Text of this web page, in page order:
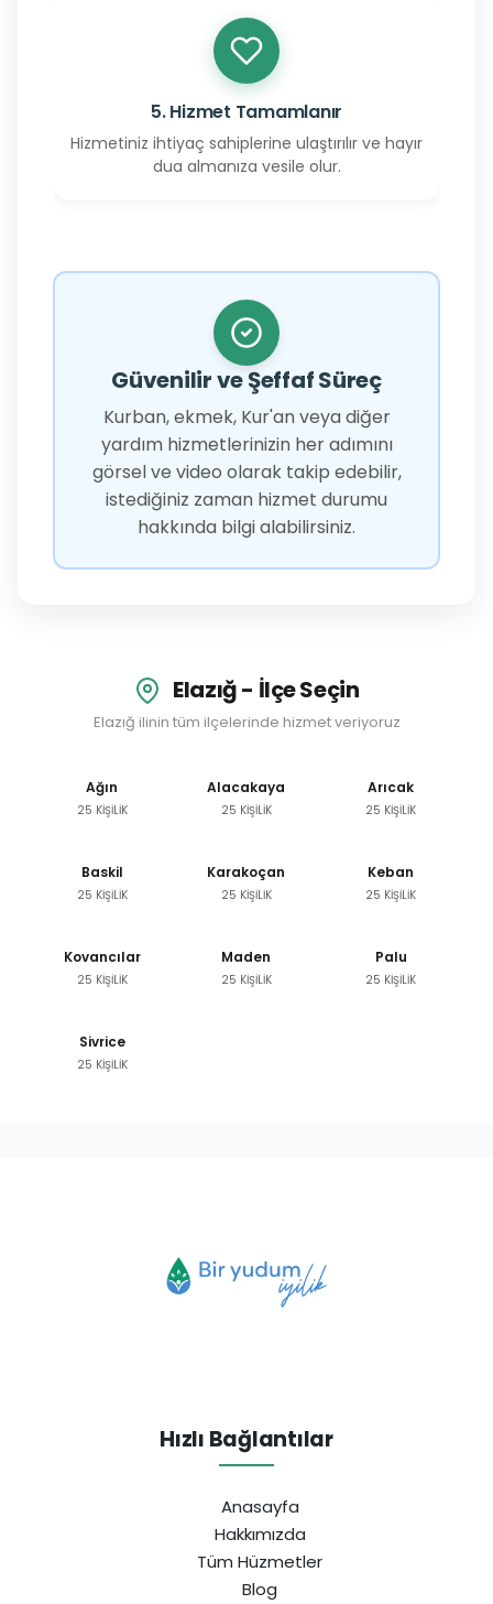
5. Hizmet Tamamlanır
Hizmetiniz ihtiyaç sahiplerine ulaştırılır ve hayır
dua almanıza vesile olur.
Güvenilir ve Şeffaf Süreç
Kurban, ekmek, Kur'an veya diğer
yardım hizmetlerinizin her adımını
görsel ve video olarak takip edebilir,
istediğiniz zaman hizmet durumu
hakkında bilgi alabilirsiniz.
Elazığ - İlçe Seçin
Elazığ ilinin tüm ilçelerinde hizmet veriyoruz
Ağın
25 KİŞİLİK
Alacakaya
25 KİŞİLİK
Arıcak
25 KİŞİLİK
Baskil
25 KİŞİLİK
Karakoçan
25 KİŞİLİK
Keban
25 KİŞİLİK
Kovancılar
25 KİŞİLİK
Maden
25 KİŞİLİK
Palu
25 KİŞİLİK
Sivrice
25 KİŞİLİK
Hızlı Bağlantılar
Anasayfa
Hakkımızda
Tüm Hüzmetler
Blog